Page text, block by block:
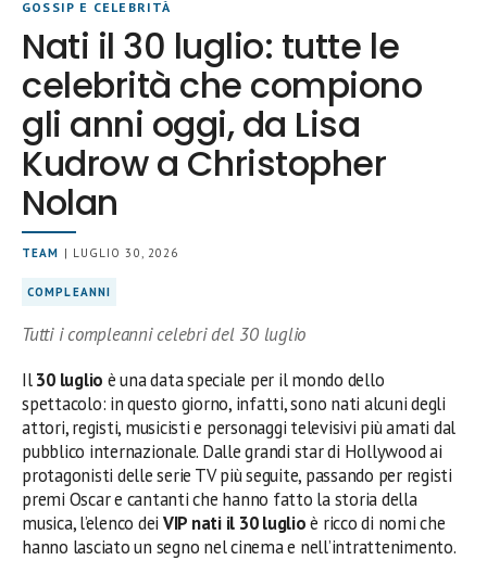
GOSSIP E CELEBRITÀ
Nati il 30 luglio: tutte le
celebrità che compiono
gli anni oggi, da Lisa
Kudrow a Christopher
Nolan
TEAM | LUGLIO 30, 2026
COMPLEANNI
Tutti i compleanni celebri del 30 luglio
Il30 luglio è una data speciale per il mondo dello
spettacolo: in questo giorno, infatti, sono nati alcuni degli
attori, registi, musicisti e personaggi televisivi più amati dal
pubblico internazionale. Dalle grandi star di Hollywood ai
protagonisti delle serie TV più seguite, passando per registi
premi Oscar e cantanti che hanno fatto la storia della
musica, l’elenco dei VIP nati il 30 luglioè ricco di nomi che
hanno lasciato un segno nel cinema e nell’intrattenimento.